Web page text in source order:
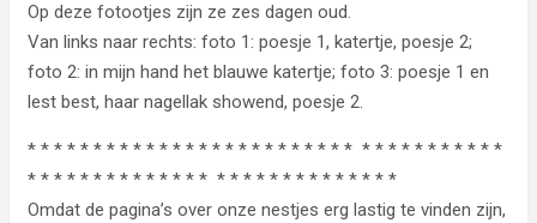
Op deze fotootjes zijn ze zes dagen oud.
Van links naar rechts: foto 1: poesje 1, katertje, poesje 2;
foto 2: in mijn hand het blauwe katertje; foto 3: poesje 1 en
lest best, haar nagellak showend, poesje 2.
* * * * * * * * * * * * * * * * * * * * * * * * * * * * * * * * * * * *
* * * * * * * * * * * * * * * * * * * * * * * * * * * *
Omdat de pagina’s over onze nestjes erg lastig te vinden zijn,